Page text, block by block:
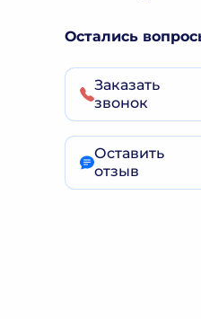
Остались
Заказать
звонок
Оставить
отзыв